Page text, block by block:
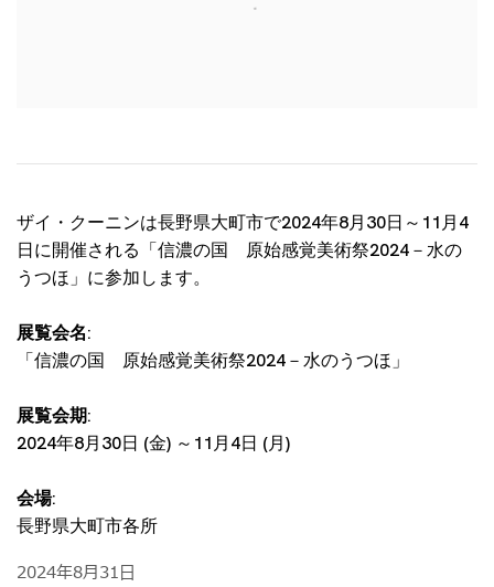
ザイ・クーニンは長野県大町市で2024年8月30日～11月4
日に開催される「信濃の国 原始感覚美術祭2024－水の
うつほ」に参加します。
展覧会名:
「信濃の国 原始感覚美術祭2024－水のうつほ」
展覧会期:
2024年8月30日 (金) ～11月4日 (月)
会場:
長野県大町市各所
2024年8月31日